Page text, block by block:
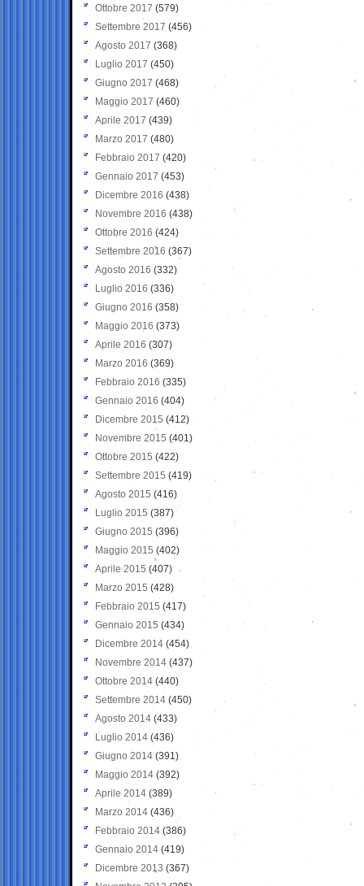
Ottobre 2017 (579)
Settembre 2017 (456)
Agosto 2017 (368)
Luglio 2017 (450)
Giugno 2017 (468)
Maggio 2017 (460)
Aprile 2017 (439)
Marzo 2017 (480)
Febbraio 2017 (420)
Gennaio 2017 (453)
Dicembre 2016 (438)
Novembre 2016 (438)
Ottobre 2016 (424)
Settembre 2016 (367)
Agosto 2016 (332)
Luglio 2016 (336)
Giugno 2016 (358)
Maggio 2016 (373)
Aprile 2016 (307)
Marzo 2016 (369)
Febbraio 2016 (335)
Gennaio 2016 (404)
Dicembre 2015 (412)
Novembre 2015 (401)
Ottobre 2015 (422)
Settembre 2015 (419)
Agosto 2015 (416)
Luglio 2015 (387)
Giugno 2015 (396)
Maggio 2015 (402)
Aprile 2015 (407)
Marzo 2015 (428)
Febbraio 2015 (417)
Gennaio 2015 (434)
Dicembre 2014 (454)
Novembre 2014 (437)
Ottobre 2014 (440)
Settembre 2014 (450)
Agosto 2014 (433)
Luglio 2014 (436)
Giugno 2014 (391)
Maggio 2014 (392)
Aprile 2014 (389)
Marzo 2014 (436)
Febbraio 2014 (386)
Gennaio 2014 (419)
Dicembre 2013 (367)